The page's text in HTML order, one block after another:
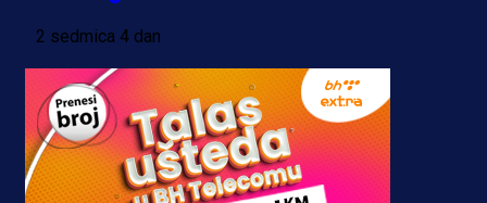
2 sedmica 4 dan